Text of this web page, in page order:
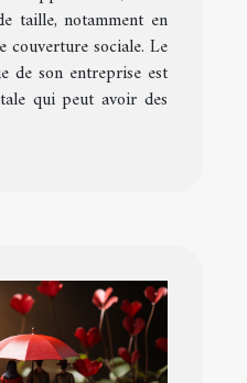
taille, notamment en
couverture sociale. Le
de son entreprise est
qui peut avoir des